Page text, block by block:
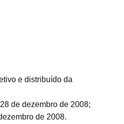
e distribuído da
de dezembro de 2008;
de 2008.